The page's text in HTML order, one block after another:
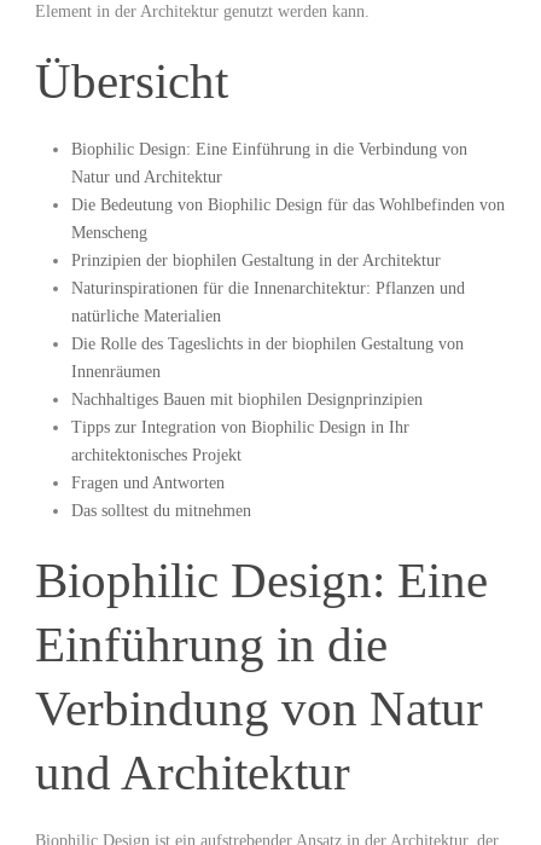
Element in der⁤ Architektur genutzt werden ⁢kann.
Übersicht
Biophilic Design: Eine​ Einführung in die⁤ Verbindung von
‍Natur ⁣und⁣ Architektur
Die ‍Bedeutung von ⁣Biophilic Design für das Wohlbefinden⁢ von
‍Menscheng
Prinzipien der biophilen Gestaltung in der ‍Architektur
Naturinspirationen für ⁣die Innenarchitektur: Pflanzen und⁤
natürliche Materialien
Die Rolle des ⁢Tageslichts⁢ in der biophilen Gestaltung von
Innenräumen
Nachhaltiges Bauen mit biophilen​ Designprinzipien
Tipps‍ zur Integration von Biophilic Design ⁣in Ihr
architektonisches Projekt
Fragen und Antworten
Das solltest du mitnehmen
Biophilic Design: ​Eine
Einführung in‌ die
Verbindung von⁢ Natur
⁢und Architektur
Biophilic Design ist ein aufstrebender Ansatz in‍ der⁤ Architektur, der